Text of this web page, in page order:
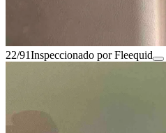
22/91Inspeccionado por Fleequid